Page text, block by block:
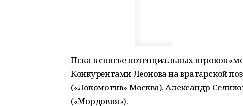
Пока в списке потенциальных игроков
Конкурентами Леонова на вратарской
(«Локомотив» Москва), Александр
(«Мордовия»).